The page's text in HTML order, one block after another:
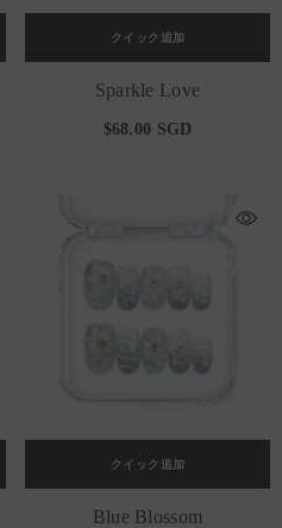
クイック追加
Sparkle Love
$68.00 SGD
クイック追加
Blue Blossom